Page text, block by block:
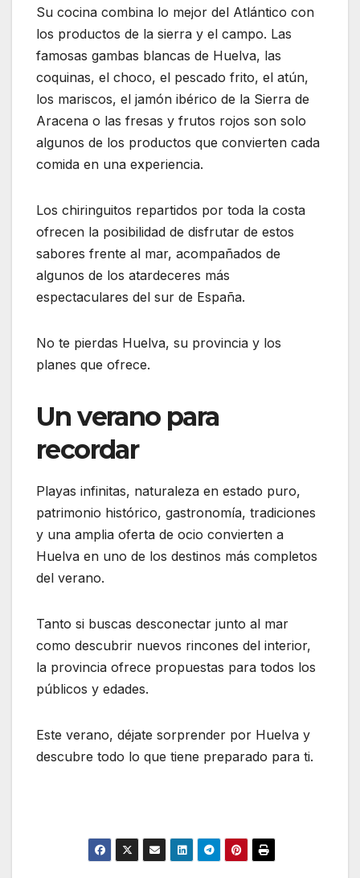
Su cocina combina lo mejor del Atlántico con
los productos de la sierra y el campo. Las
famosas gambas blancas de Huelva, las
coquinas, el choco, el pescado frito, el atún,
los mariscos, el jamón ibérico de la Sierra de
Aracena o las fresas y frutos rojos son solo
algunos de los productos que convierten cada
comida en una experiencia.
Los chiringuitos repartidos por toda la costa
ofrecen la posibilidad de disfrutar de estos
sabores frente al mar, acompañados de
algunos de los atardeceres más
espectaculares del sur de España.
No te pierdas Huelva, su provincia y los
planes que ofrece.
Un verano para
recordar
Playas infinitas, naturaleza en estado puro,
patrimonio histórico, gastronomía, tradiciones
y una amplia oferta de ocio convierten a
Huelva en uno de los destinos más completos
del verano.
Tanto si buscas desconectar junto al mar
como descubrir nuevos rincones del interior,
la provincia ofrece propuestas para todos los
públicos y edades.
Este verano, déjate sorprender por Huelva y
descubre todo lo que tiene preparado para ti.